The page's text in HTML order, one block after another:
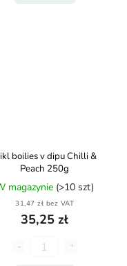
boilies v dipu Chilli &
Peach 250g
magazynie (>10 szt)
31,47 zł bez VAT
35,25 zł